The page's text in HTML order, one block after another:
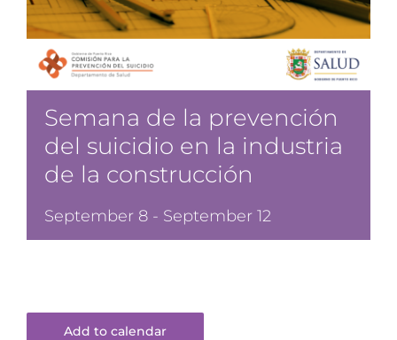
Spanish
Semana de la prevención
del suicidio en la industria
de la construcción
September 8 - September 12
Add to calendar